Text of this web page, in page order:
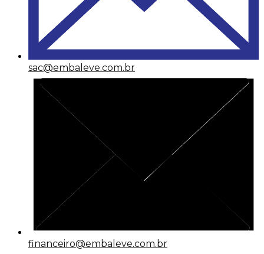
sac@embaleve.com.br
financeiro@embaleve.com.br